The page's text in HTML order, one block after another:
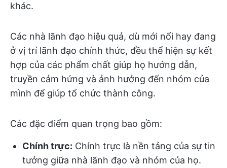
khác.
Các nhà lãnh đạo hiệu quả, dù mới nổi hay đang
ở vị trí lãnh đạo chính thức, đều thể hiện sự kết
hợp của các phẩm chất giúp họ hướng dẫn,
truyền cảm hứng và ảnh hưởng đến nhóm của
mình để giúp tổ chức thành công.
Các đặc điểm quan trọng bao gồm:
Chính trực: Chính trực là nền tảng của sự tin
tưởng giữa nhà lãnh đạo và nhóm của họ.